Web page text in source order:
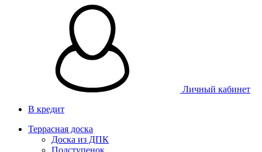
Личный кабинет
В кредит
Террасная доска
Доска из ДПК
Подступенок